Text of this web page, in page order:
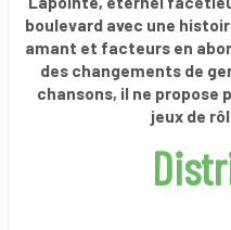
boulevard avec une
amant et facteurs en
des changements de
chansons, il ne propose
jeux de